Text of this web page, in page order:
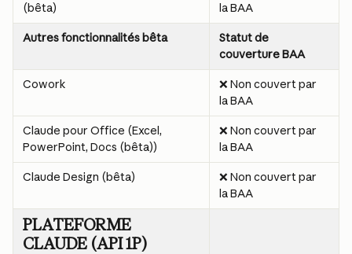
(bêta)
la BAA
Autres fonctionnalités bêta
Statut de
couverture BAA
Cowork
❌ Non couvert par
la BAA
Claude pour Office (Excel,
PowerPoint, Docs (bêta))
❌ Non couvert par
la BAA
Claude Design (bêta)
❌ Non couvert par
la BAA
PLATEFORME
CLAUDE (API 1P)